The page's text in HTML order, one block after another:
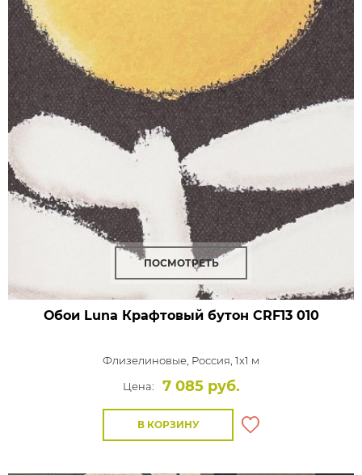
ПОСМОТРЕТЬ
Обои Luna Крафтовый бутон CRF13 010
Флизелиновые, Россия, 1x1 м
Цена:
7 085 руб.
В КОРЗИНУ